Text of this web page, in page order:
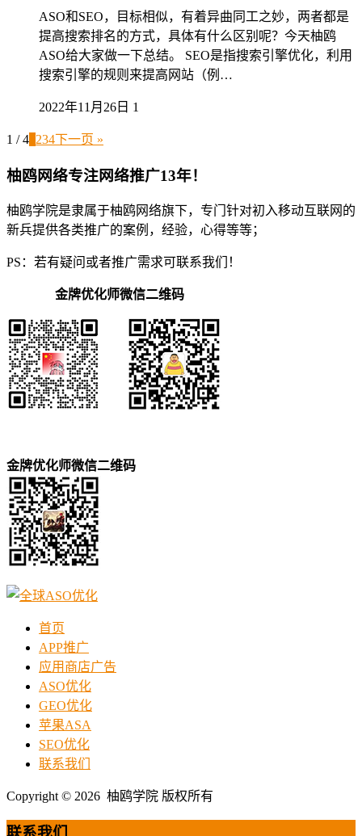
ASO和SEO，目标相似，有着异曲同工之妙，两者都是
提高搜索排名的方式，具体有什么区别呢？今天柚鸥
ASO给大家做一下总结。 SEO是指搜索引擎优化，利用
搜索引擎的规则来提高网站（例…
2022年11月26日 1
1 / 4 234下一页 »
柚鸥网络专注网络推广13年！
柚鸥学院是隶属于柚鸥网络旗下，专门针对初入移动互联网的
新兵提供各类推广的案例，经验，心得等等；
PS：若有疑问或者推广需求可联系我们！
金牌优化师微信二维码
金牌优化师微信二维码
首页
APP推广
应用商店广告
ASO优化
GEO优化
苹果ASA
SEO优化
联系我们
Copyright © 2026 柚鸥学院 版权所有
联系我们